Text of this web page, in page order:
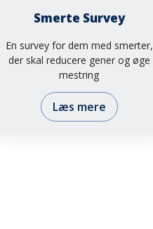
Smerte Survey
En survey for dem med smerter,
der skal reducere gener og øge
mestring
Læs mere